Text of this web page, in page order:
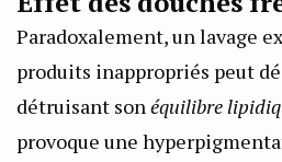
Paradoxalement, un lavage
produits inappropriés peut
détruisant sonéquilibre
provoque une